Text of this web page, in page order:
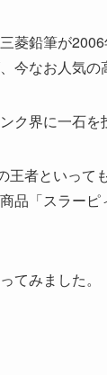
菱鉛筆が
今なお人気の
ク界に一石を
王者といって
品「スラー
てみました。